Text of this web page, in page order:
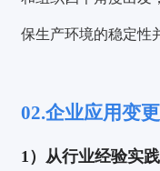
保生产环境的稳定性
02.企业应用变
1）从行业经验实